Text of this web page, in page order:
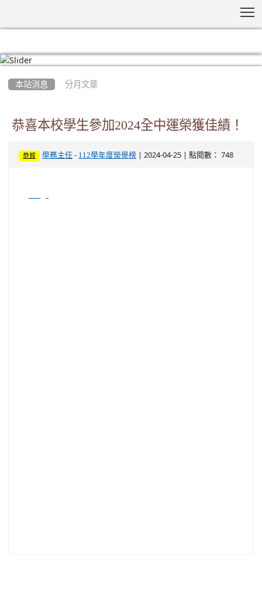
本站消息 分月文章
恭喜本校學生參加2024全中運榮獲佳績！
恭賀 學務主任 - 112學年度榮譽榜 | 2024-04-25 | 點閱數： 748